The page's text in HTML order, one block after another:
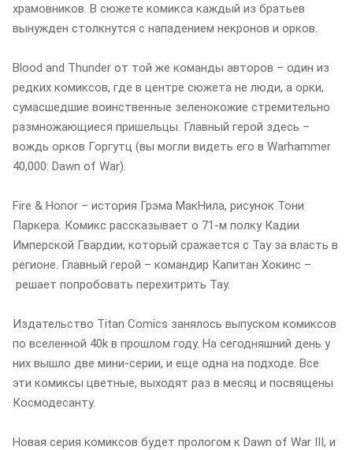
храмовников. В сюжете комикса каждый из братьев
вынужден столкнутся с нападением некронов и орков.
Blood and Thunder от той же команды авторов – один из
редких комиксов, где в центре сюжета не люди, а орки,
сумасшедшие воинственные зеленокожие стремительно
размножающиеся пришельцы. Главный герой здесь –
вождь орков Горгутц (вы могли видеть его в Warhammer
40,000: Dawn of War).
Fire & Honor – история Грэма МакНила, рисунок Тони
Паркера. Комикс рассказывает о 71-м полку Кадии
Имперской Гвардии, который сражается с Тау за власть в
регионе. Главный герой – командир Капитан Хокинс –
решает попробовать перехитрить Тау.
Издательство Titan Comics занялось выпуском комиксов
по вселенной 40k в прошлом году. На сегодняшний день у
них вышло две мини-серии, и еще одна на подходе. Все
эти комиксы цветные, выходят раз в месяц и посвящены
Космодесанту.
Новая серия комиксов будет прологом к Dawn of War III, и